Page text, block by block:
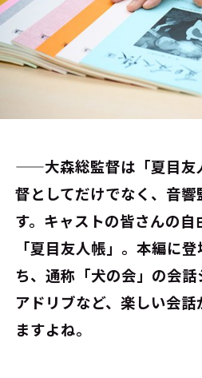
――大森総監督は「夏目友
督としてだけでなく、音響
す。キャストの皆さんの
「夏目友人帳」。本編に
ち、通称「犬の会」の会
アドリブなど、楽しい会
ますよね。